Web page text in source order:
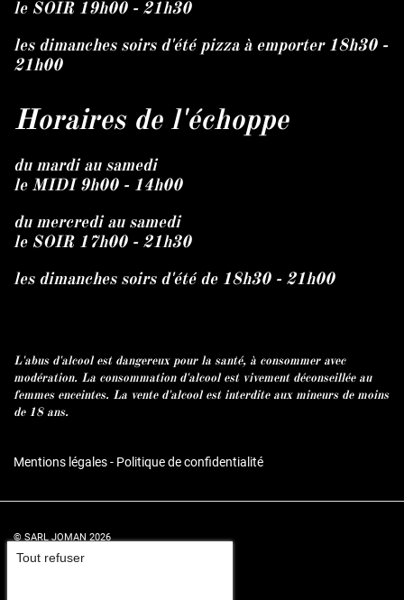
le SOIR 19h00 - 21h30
les dimanches soirs d'été pizza à emporter 18h30 -
21h00
Horaires de l'échoppe
du mardi au samedi
le MIDI 9h00 - 14h00
du mercredi au samedi
le SOIR 17h00 - 21h30
les dimanches soirs d'été de 18h30 - 21h00
L'abus d'alcool est dangereux pour la santé, à consommer avec
modération. La consommation d'alcool est vivement déconseillée au
femmes enceintes. La vente d'alcool est interdite aux mineurs de moins
de 18 ans.
Mentions légales- Politique de confidentialité
© SARL JOMAN 2026
Conception et réalisation :
Tout refuser